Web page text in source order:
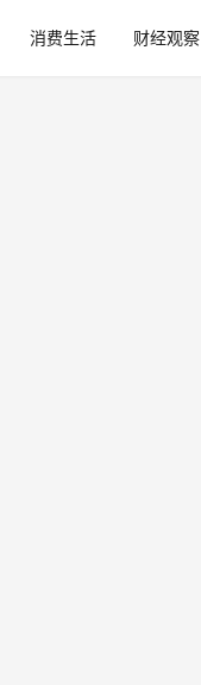
消费生活 财经观察